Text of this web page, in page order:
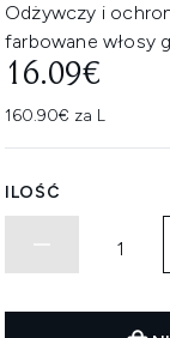
Odżywczy i
farbowane włosy
16.09€
160.90€ za L
ILOŚĆ